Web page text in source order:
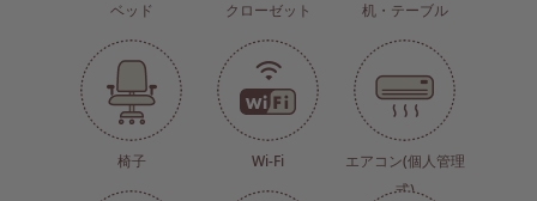
ベッド クローゼット 机・テーブル
椅子 Wi-Fi
エアコン(個人管理
式)